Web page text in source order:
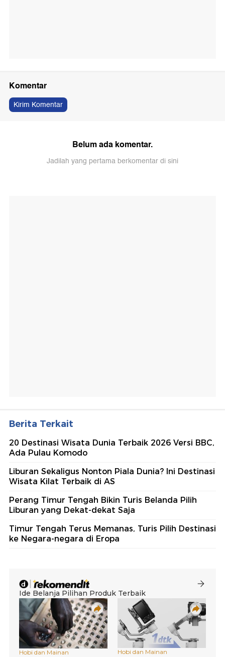
Komentar
Kirim Komentar
Belum ada komentar.
Jadilah yang pertama berkomentar di sini
Berita Terkait
20 Destinasi Wisata Dunia Terbaik 2026 Versi BBC,
Ada Pulau Komodo
Liburan Sekaligus Nonton Piala Dunia? Ini Destinasi
Wisata Kilat Terbaik di AS
Perang Timur Tengah Bikin Turis Belanda Pilih
Liburan yang Dekat-dekat Saja
Timur Tengah Terus Memanas, Turis Pilih Destinasi
ke Negara-negara di Eropa